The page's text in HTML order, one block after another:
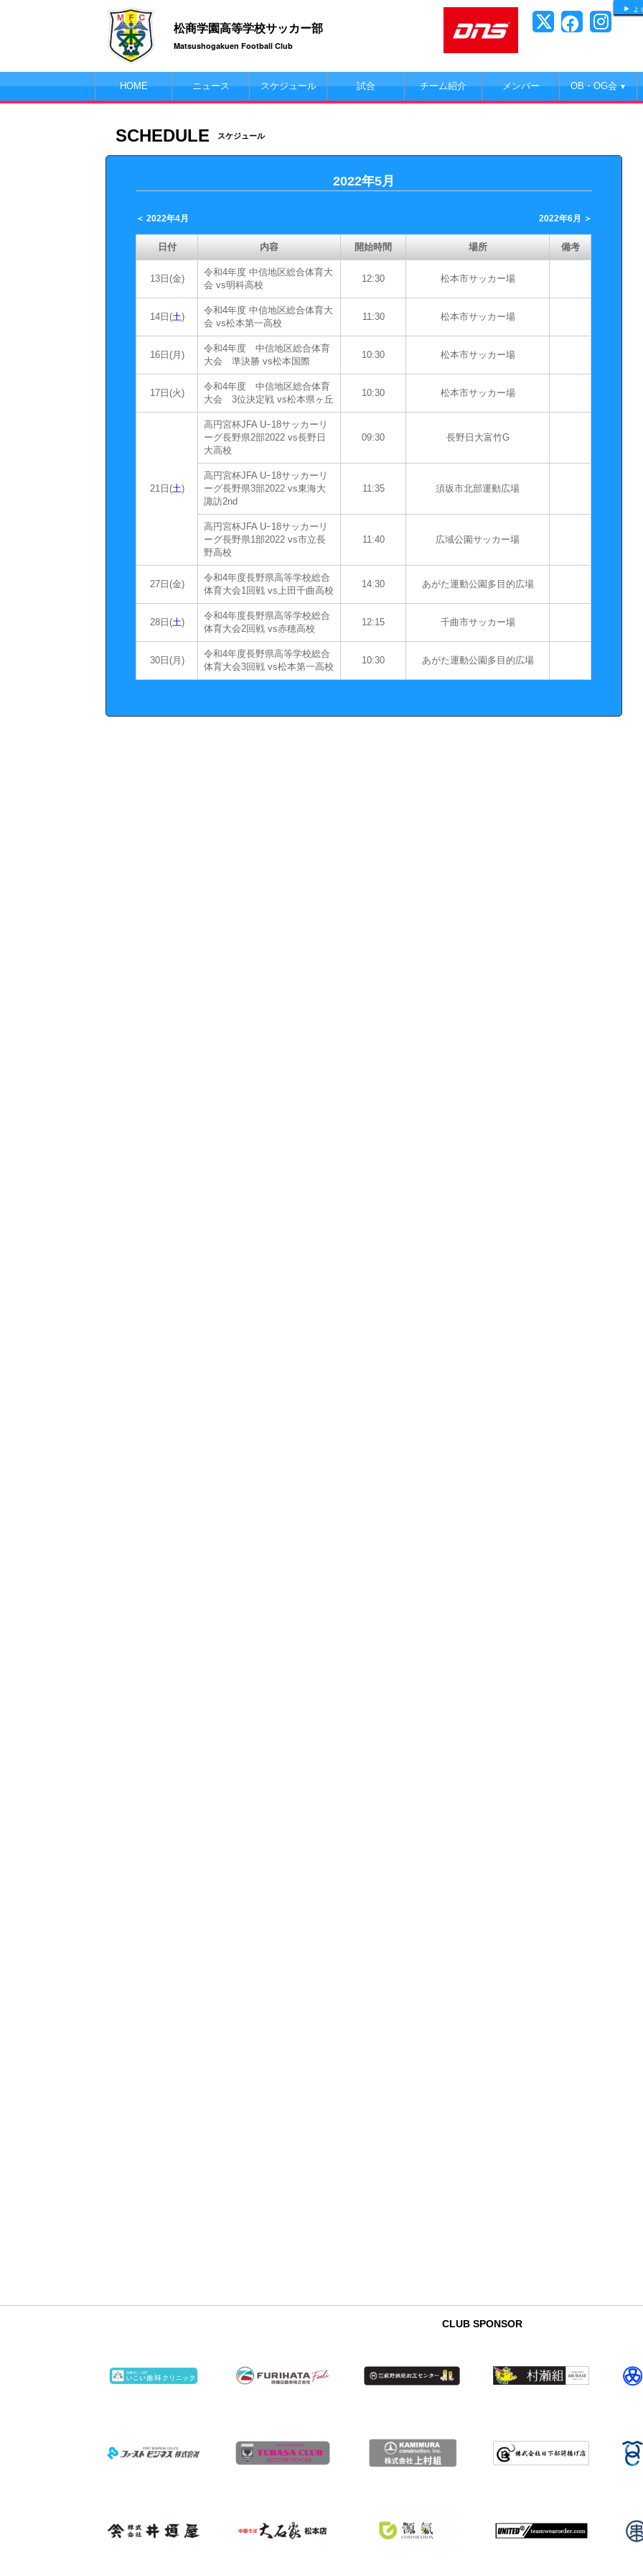
よ
松商学園高等学校サッカー部
Matsushogakuen Football Club
HOME ニュース スケジュール 試合 チーム紹介 メンバー OB・OG会▼
SCHEDULE スケジュール
2022年5月
＜ 2022年4月 2022年6月 ＞
日付 内容 開始時間 場所 備考
13日(金)
令和4年度 中信地区総合体育大
会 vs明科高校
12:30 松本市サッカー場
14日(土)
令和4年度 中信地区総合体育大
会 vs松本第一高校
11:30 松本市サッカー場
16日(月)
令和4年度 中信地区総合体育
大会 準決勝 vs松本国際
10:30 松本市サッカー場
17日(火)
令和4年度 中信地区総合体育
大会 3位決定戦 vs松本県ヶ丘
10:30 松本市サッカー場
21日(土)
高円宮杯JFA Uｰ18サッカーリ
ーグ長野県2部2022 vs長野日
大高校
09:30 長野日大富竹G
高円宮杯JFA Uｰ18サッカーリ
ーグ長野県3部2022 vs東海大
諏訪2nd
11:35 須坂市北部運動広場
高円宮杯JFA Uｰ18サッカーリ
ーグ長野県1部2022 vs市立長
野高校
11:40 広域公園サッカー場
27日(金)
令和4年度長野県高等学校総合
体育大会1回戦 vs上田千曲高校
14:30 あがた運動公園多目的広場
28日(土)
令和4年度長野県高等学校総合
体育大会2回戦 vs赤穂高校
12:15 千曲市サッカー場
30日(月)
令和4年度長野県高等学校総合
体育大会3回戦 vs松本第一高校
10:30 あがた運動公園多目的広場
CLUB SPONSOR